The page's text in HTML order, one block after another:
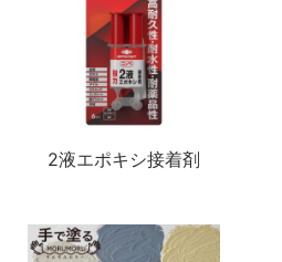
2液エポキシ接着剤